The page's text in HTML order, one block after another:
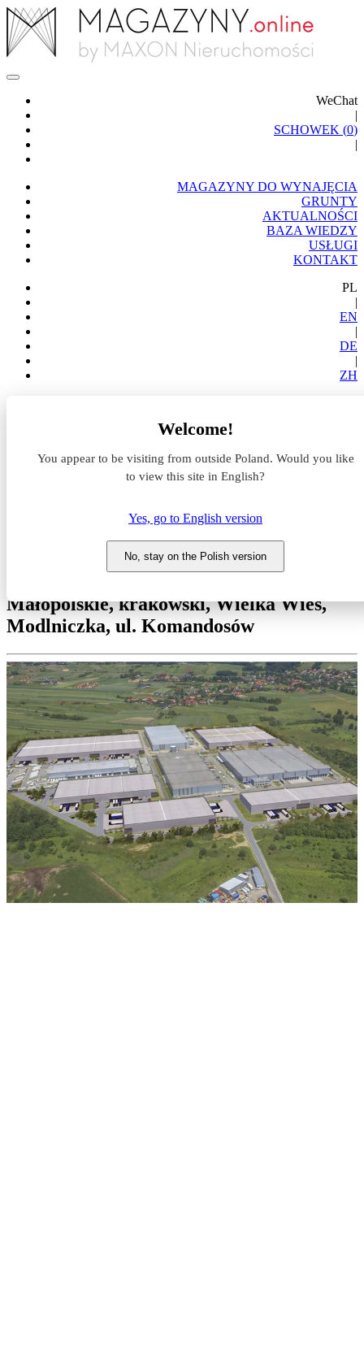
WeChat
|
SCHOWEK (0)
|
MAGAZYNY DO WYNAJĘCIA
GRUNTY
AKTUALNOŚCI
BAZA WIEDZY
USŁUGI
KONTAKT
PL
|
EN
|
DE
|
ZH
Welcome!
You appear to be visiting from outside Poland. Would you like
to view this site in English?
Yes, go to English version
No, stay on the Polish version
Wielka Wieś
Magazyn do wynajęcia Marq
Logistics Kraków I (Airport)
Małopolskie, krakowski, Wielka Wieś,
Modlniczka, ul. Komandosów